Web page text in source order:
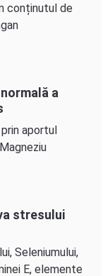
conținutul de
a
aportul
stresului
Seleniumului,
E, elemente